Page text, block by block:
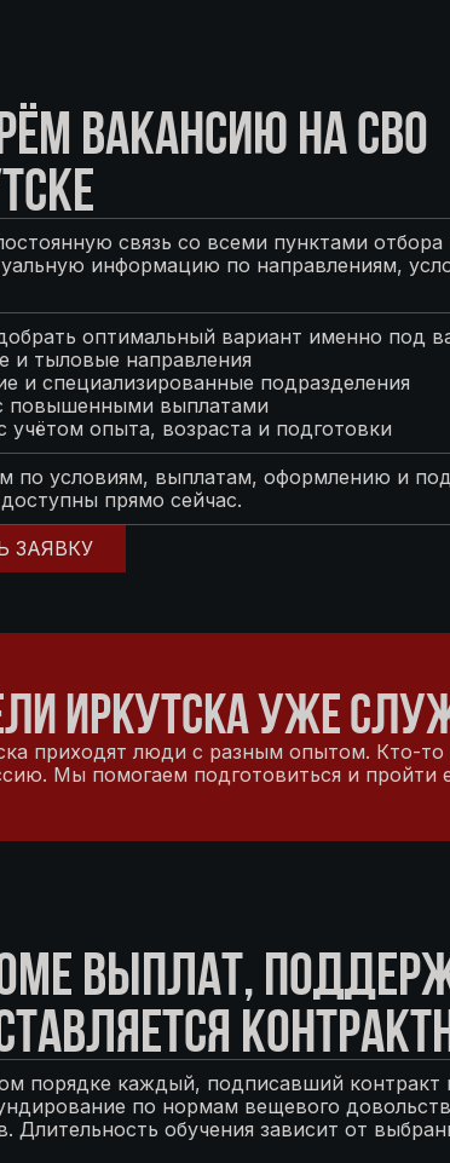
ВАКАНСИЮ НА СВО
связь со всеми пунктами
информацию по направлениям,
оптимальный вариант именно под
тыловые направления
и специализированные подразделения
повышенными выплатами
опыта, возраста и подготовки
по условиям, выплатам, оформлению и
прямо сейчас.
ЗАЯВКУ
ИРКУТСКА УЖЕ
приходят люди с разным опытом. Кто-
Мы помогаем подготовиться и пройти
ВЫПЛАТ,
порядке каждый, подписавший контракт
по нормам вещевого
Длительность обучения зависит от